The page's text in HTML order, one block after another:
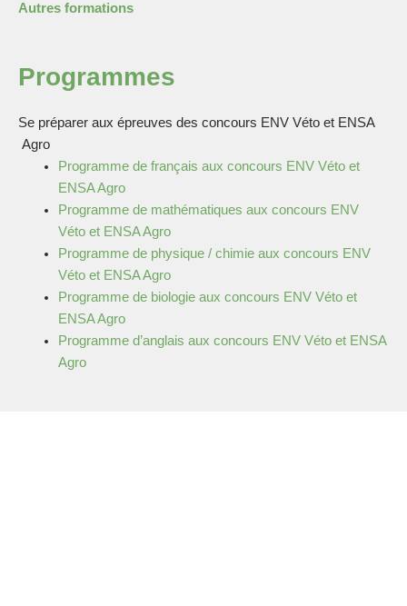
Autres formations
Programmes
Se préparer aux épreuves des concours ENV Véto et ENSA
Agro
Programme de français aux concours ENV Véto et
ENSA Agro
Programme de mathématiques aux concours ENV
Véto et ENSA Agro
Programme de physique / chimie aux concours ENV
Véto et ENSA Agro
Programme de biologie aux concours ENV Véto et
ENSA Agro
Programme d’anglais aux concours ENV Véto et ENSA
Agro